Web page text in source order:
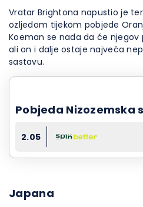
Vratar Brightona napustio je
ozljedom tijekom pobjede
Koeman se nada da će
ali on i dalje ostaje najveća
sastavu.
Pobjeda Nizozemska
2.05
Japana